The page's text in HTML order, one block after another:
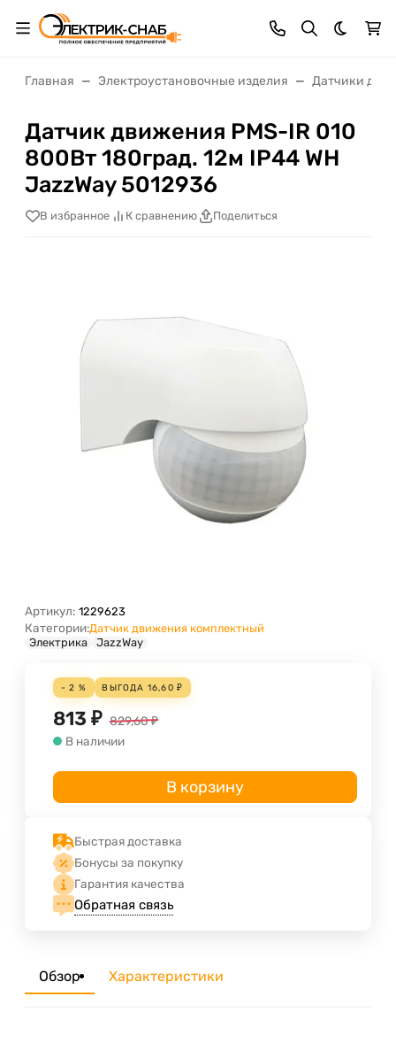
Темная
Главная Электроустановочные изделия Датчики
Датчик движения PMS-IR 010
800Вт 180град. 12м IP44 WH
JazzWay 5012936
В избранное К сравнению Поделиться
Артикул: 1229623
Категории:Датчик движения комплектный
Электрика
JazzWay
- 2 % ВЫГОДА 16,60 ₽
813 ₽ 829,60₽
В наличии
В корзину
Быстрая доставка
Бонусы за покупку
Гарантия качества
Обратная связь
Обзор Характеристики